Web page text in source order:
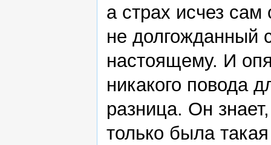
а страх исчез
не долгожданный
настоящему. И
никакого повода
разница. Он
только была